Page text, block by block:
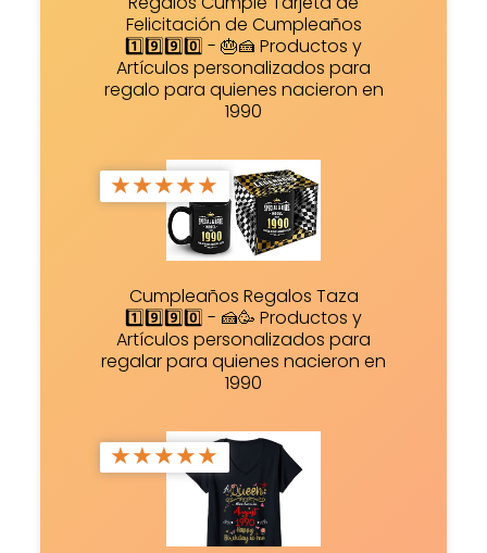
Felicitación de Cumpleaños
1️⃣9️⃣9️⃣0️⃣ - 🎂🍰 Productos y
Artículos personalizados para
regalo para quienes nacieron en
1990
★★★★★
Cumpleaños Regalos Taza
1️⃣9️⃣9️⃣0️⃣ - 🍰🥳 Productos y
Artículos personalizados para
regalar para quienes nacieron en
1990
★★★★★